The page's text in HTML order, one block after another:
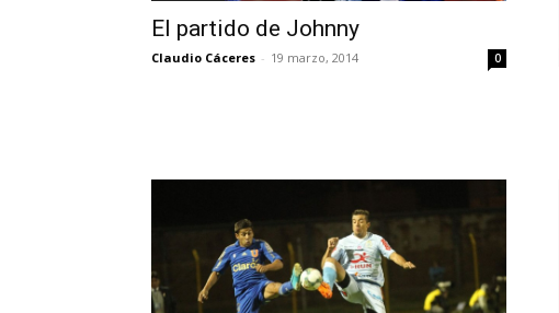
El partido de Johnny
Claudio Cáceres - 19 marzo, 2014 0